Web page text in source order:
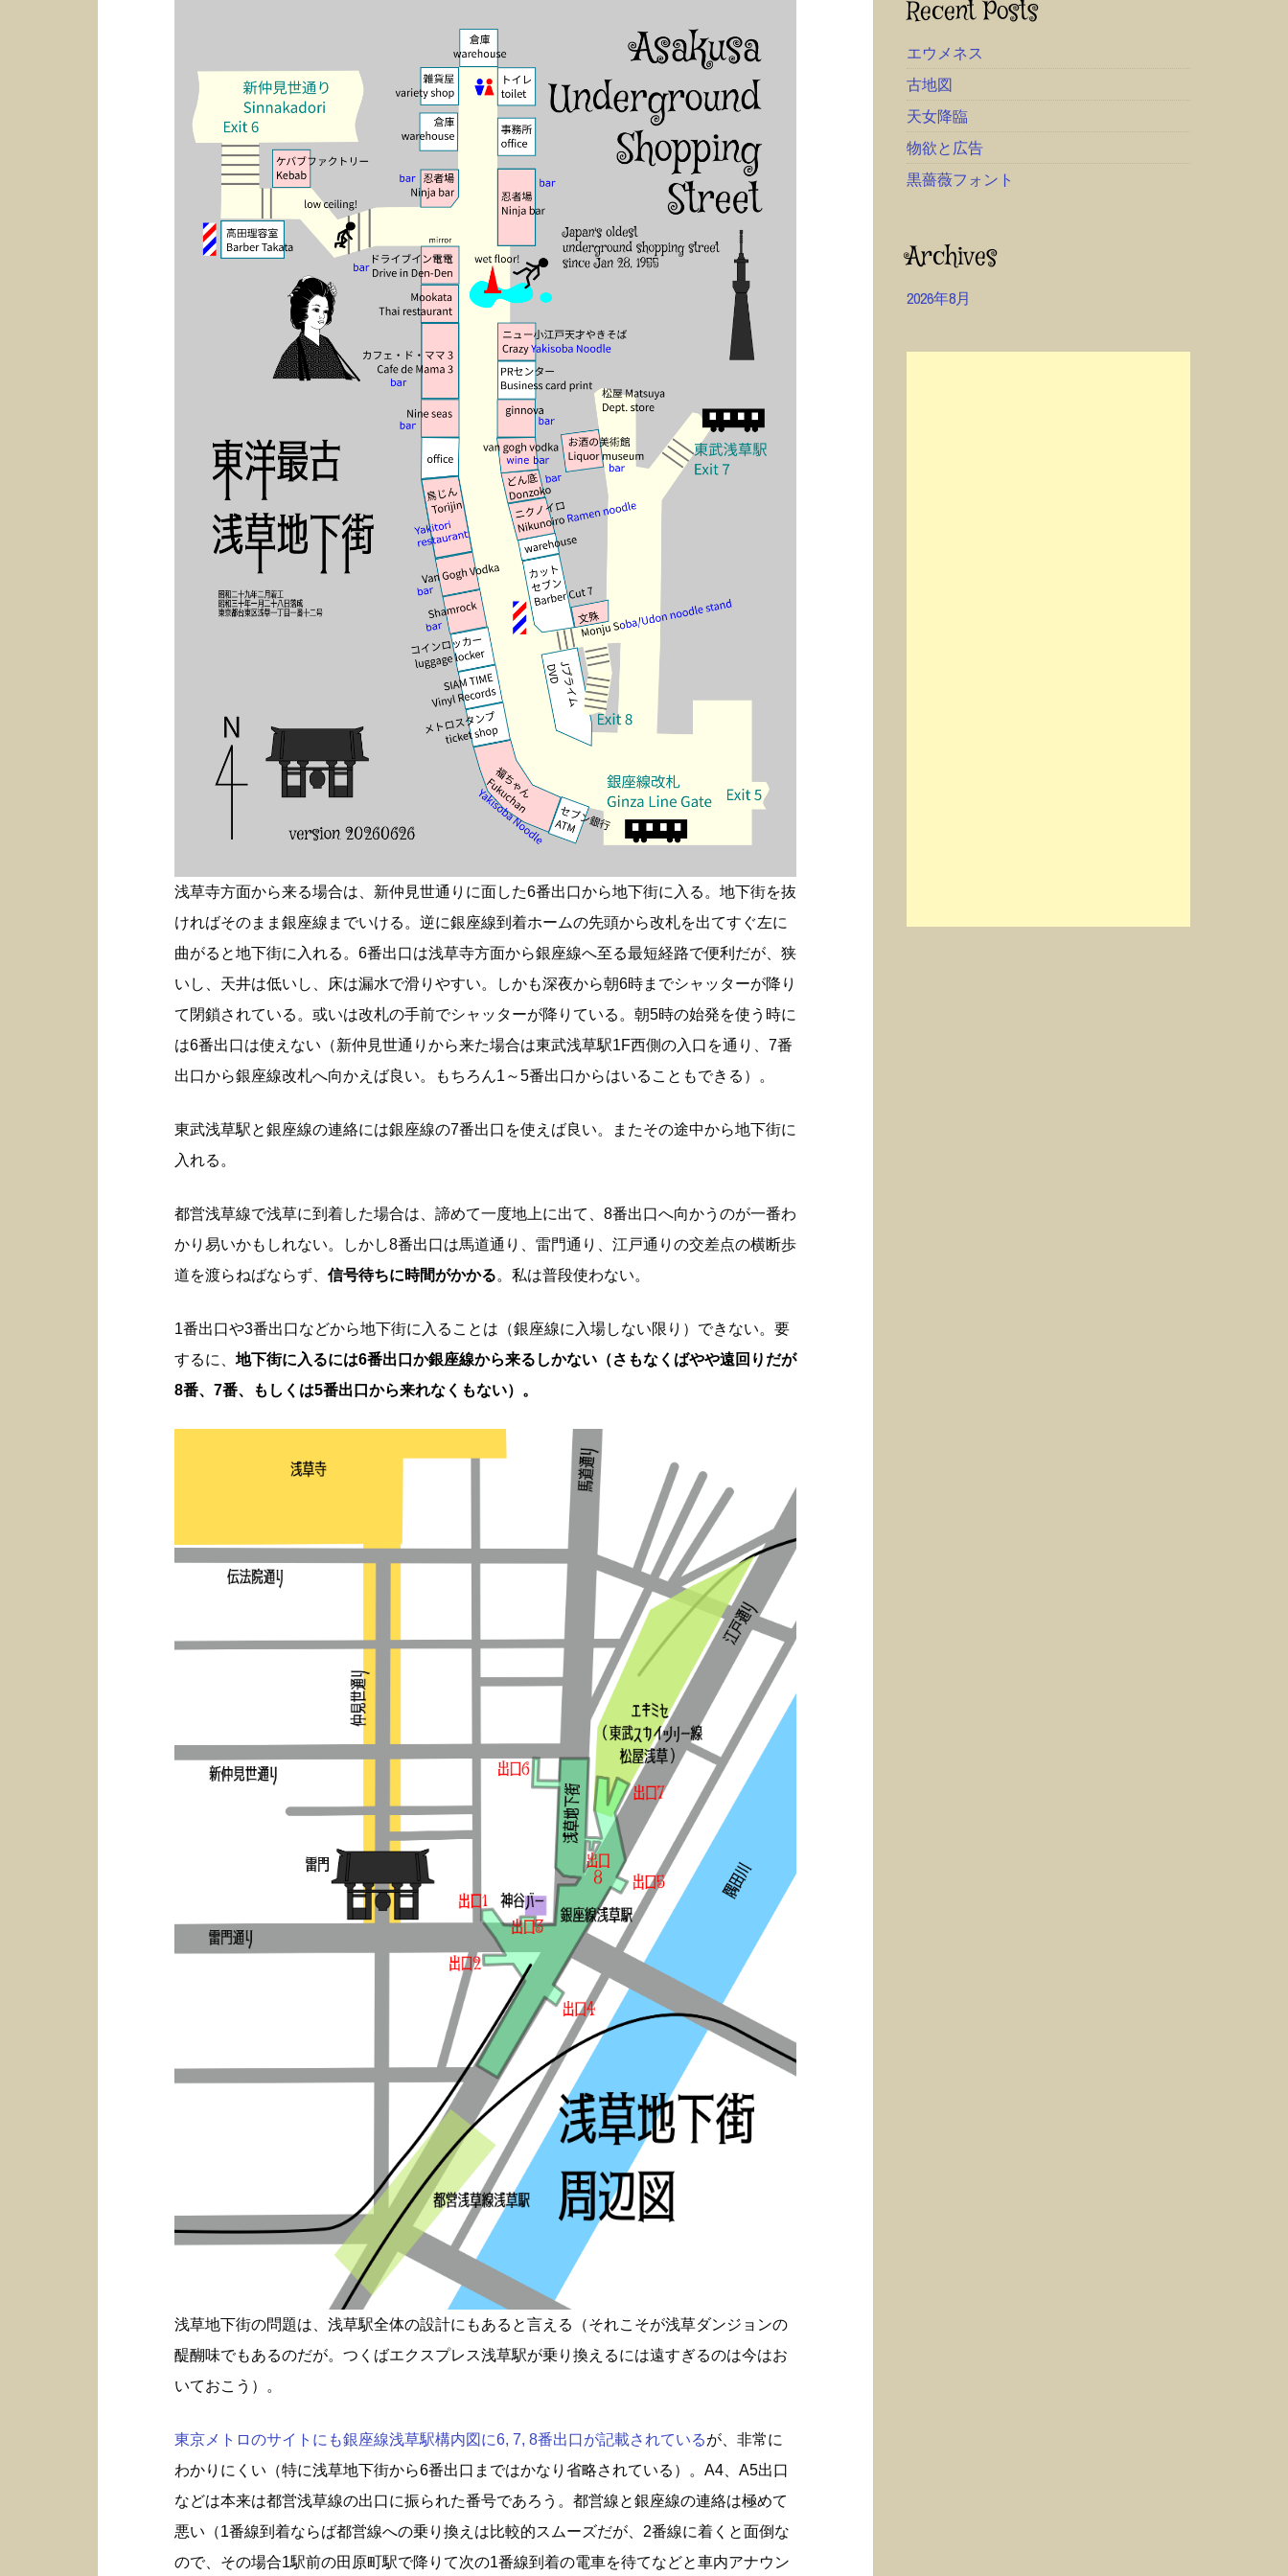
浅草寺方面から来る場合は、新仲見世通りに面した6番出口から地下街に入る。地下街を抜
ければそのまま銀座線までいける。逆に銀座線到着ホームの先頭から改札を出てすぐ左に
曲がると地下街に入れる。6番出口は浅草寺方面から銀座線へ至る最短経路で便利だが、狭
いし、天井は低いし、床は漏水で滑りやすい。しかも深夜から朝6時までシャッターが降り
て閉鎖されている。或いは改札の手前でシャッターが降りている。朝5時の始発を使う時に
は6番出口は使えない（新仲見世通りから来た場合は東武浅草駅1F西側の入口を通り、7番
出口から銀座線改札へ向かえば良い。もちろん1～5番出口からはいることもできる）。
東武浅草駅と銀座線の連絡には銀座線の7番出口を使えば良い。またその途中から地下街に
入れる。
都営浅草線で浅草に到着した場合は、諦めて一度地上に出て、8番出口へ向かうのが一番わ
かり易いかもしれない。しかし8番出口は馬道通り、雷門通り、江戸通りの交差点の横断歩
道を渡らねばならず、 信号待ちに時間がかかる。私は普段使わない。
1番出口や3番出口などから地下街に入ることは（銀座線に入場しない限り）できない。要
するに、 地下街に入るには6番出口か銀座線から来るしかない（さもなくばやや遠回りだが
8番、7番、もしくは5番出口から来れなくもない）。
浅草地下街の問題は、浅草駅全体の設計にもあると言える（それこそが浅草ダンジョンの
醍醐味でもあるのだが。つくばエクスプレス浅草駅が乗り換えるには遠すぎるのは今はお
いておこう）。
東京メトロのサイトにも銀座線浅草駅構内図に6, 7, 8番出口が記載されているが、非常に
わかりにくい（特に浅草地下街から6番出口まではかなり省略されている）。A4、A5出口
などは本来は都営浅草線の出口に振られた番号であろう。都営線と銀座線の連絡は極めて
悪い（1番線到着ならば都営線への乗り換えは比較的スムーズだが、2番線に着くと面倒な
ので、その場合1駅前の田原町駅で降りて次の1番線到着の電車を待てなどと車内アナウン
Recent Posts
エウメネス
古地図
天女降臨
物欲と広告
黒薔薇フォント
Archives
2026年8月